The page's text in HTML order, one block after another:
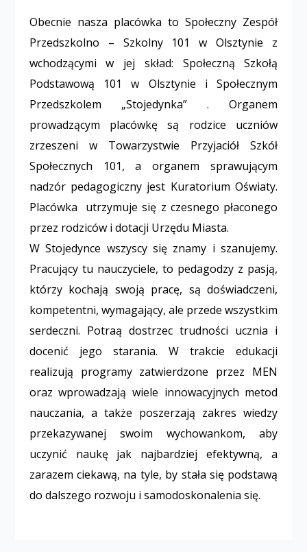
Obecnie nasza placówka to Społeczny Zespół
Przedszkolno – Szkolny 101 w Olsztynie z
wchodzącymi w jej skład: Społeczną Szkołą
Podstawową 101 w Olsztynie i Społecznym
Przedszkolem „Stojedynka” . Organem
prowadzącym placówkę są rodzice uczniów
zrzeszeni w Towarzystwie Przyjaciół Szkół
Społecznych 101, a organem sprawującym
nadzór pedagogiczny jest Kuratorium Oświaty.
Placówka utrzymuje się z czesnego płaconego
przez rodziców i dotacji Urzędu Miasta.
W Stojedynce wszyscy się znamy i szanujemy.
Pracujący tu nauczyciele, to pedagodzy z pasją,
którzy kochają swoją pracę, są doświadczeni,
kompetentni, wymagający, ale przede wszystkim
serdeczni. Potrafią dostrzec trudności ucznia i
docenić jego starania. W trakcie edukacji
realizują programy zatwierdzone przez MEN
oraz wprowadzają wiele innowacyjnych metod
nauczania, a także poszerzają zakres wiedzy
przekazywanej swoim wychowankom, aby
uczynić naukę jak najbardziej efektywną, a
zarazem ciekawą, na tyle, by stała się podstawą
do dalszego rozwoju i samodoskonalenia się.